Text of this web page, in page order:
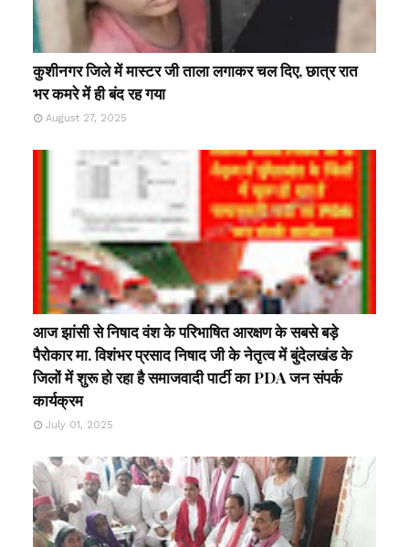
कुशीनगर जिले में मास्टर जी ताला लगाकर चल दिए, छात्र रात
भर कमरे में ही बंद रह गया
August 27, 2025
आज झांसी से निषाद वंश के परिभाषित आरक्षण के सबसे बड़े
पैरोकार मा. विशंभर प्रसाद निषाद जी के नेतृत्व में बुंदेलखंड के
जिलों में शुरू हो रहा है समाजवादी पार्टी का PDA जन संपर्क
कार्यक्रम
July 01, 2025